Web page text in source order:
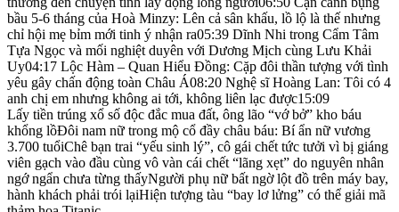
bầu 5-6 tháng của Hoà Minzy: Lên cả sân khấu, lồ lộ là thế nhưng
chỉ hội mẹ bỉm mới tinh ý nhận ra05:39 Dĩnh Nhi trong Cẩm Tâm
Tựa Ngọc và mối nghiệt duyên với Dương Mịch cùng Lưu Khải
Uy04:17 Lộc Hàm – Quan Hiểu Đồng: Cặp đôi thần tượng với tình
yêu gây chấn động toàn Châu Á08:20 Nghệ sĩ Hoàng Lan: Tôi có 4
anh chị em nhưng không ai tới, không liên lạc được15:09
Lấy tiền trúng xổ số độc đắc mua đất, ông lão “vớ bở” kho báu
khổng lồĐôi nam nữ trong mộ cổ đầy châu báu: Bí ẩn nữ vương
3.700 tuổiChê bạn trai “yếu sinh lý”, cô gái chết tức tưởi vì bị giáng
viên gạch vào đầu cùng vô vàn cái chết “lãng xẹt” do nguyên nhân
ngớ ngẩn chưa từng thấyNgười phụ nữ bất ngờ lột đồ trên máy bay,
hành khách phải trói lạiHiện tượng tàu “bay lơ lửng” có thể giải mã